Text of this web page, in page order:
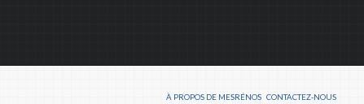
À PROPOS DE MESRÉNOS CONTACTEZ-NOUS